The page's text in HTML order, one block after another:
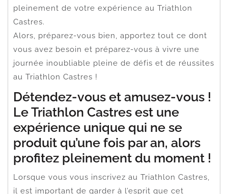
pleinement de votre expérience au Triathlon
Castres.
Alors, préparez-vous bien, apportez tout ce dont
vous avez besoin et préparez-vous à vivre une
journée inoubliable pleine de défis et de réussites
au Triathlon Castres !
Détendez-vous et amusez-vous !
Le Triathlon Castres est une
expérience unique qui ne se
produit qu’une fois par an, alors
profitez pleinement du moment !
Lorsque vous vous inscrivez au Triathlon Castres,
il est important de garder à l’esprit que cet